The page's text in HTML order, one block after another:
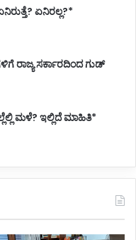
ಏನಿರಲ್ಲ?*
ರಾಜ್ಯ ಸರ್ಕಾರದಿಂದ ಗುಡ್
ಮಳೆ? ಇಲ್ಲಿದೆ ಮಾಹಿತಿ*